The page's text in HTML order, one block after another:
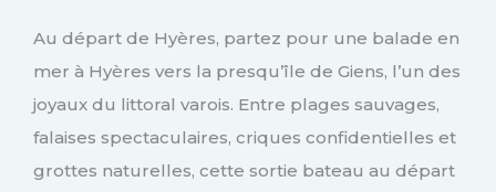
Au départ de Hyères, partez pour une balade en
mer à Hyères vers la presqu’île de Giens, l’un des
joyaux du littoral varois. Entre plages sauvages,
falaises spectaculaires, criques confidentielles et
grottes naturelles, cette sortie bateau au départ